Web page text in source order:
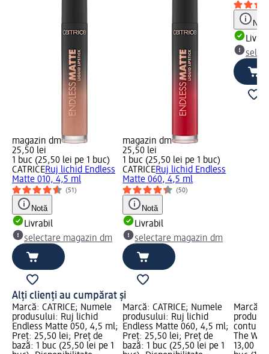
magazin dm
25,50 lei
1 buc (25,50 lei pe 1 buc)
CATRICERuj lichid Endless
Matte 010, 4,5 ml
(51)
Notă
Livrabil
selectare magazin dm
magazin dm
25,50 lei
1 buc (25,50 lei pe 1 buc)
CATRICERuj lichid Endless
Matte 060, 4,5 ml
(50)
Notă
Livrabil
selectare magazin dm
Notă
Alți clienți au cumpărat și
Marcă: CATRICE; Numele
produsului: Ruj lichid
Endless Matte 050, 4,5 ml;
Preț: 25,50 lei; Preț de
bază: 1 buc (25,50 lei pe 1
Marcă: CATRICE; Numele
produsului: Ruj lichid
Endless Matte 060, 4,5 ml;
Preț: 25,50 lei; Preț de
bază: 1 buc (25,50 lei pe 1
Marcă:
contur
The
13,00